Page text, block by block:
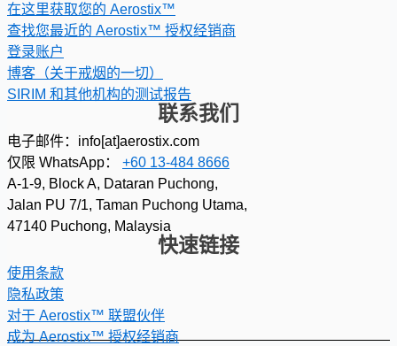
在这里获取您的 Aerostix™
查找您最近的 Aerostix™ 授权经销商
登录账户
博客（关于戒烟的一切）
SIRIM 和其他机构的测试报告
联系我们
电子邮件：info[at]aerostix.com
仅限 WhatsApp： +60 13-484 8666
A-1-9, Block A, Dataran Puchong,
Jalan PU 7/1, Taman Puchong Utama,
47140 Puchong, Malaysia
快速链接
使用条款
隐私政策
对于 Aerostix™ 联盟伙伴
成为 Aerostix™ 授权经销商